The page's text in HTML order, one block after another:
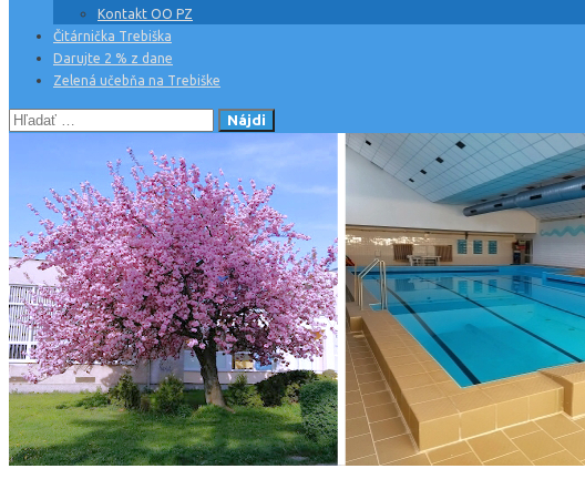
Kontakt OO PZ
Čitárnička Trebiška
Darujte 2 % z dane
Zelená učebňa na Trebiške
Hľadať: